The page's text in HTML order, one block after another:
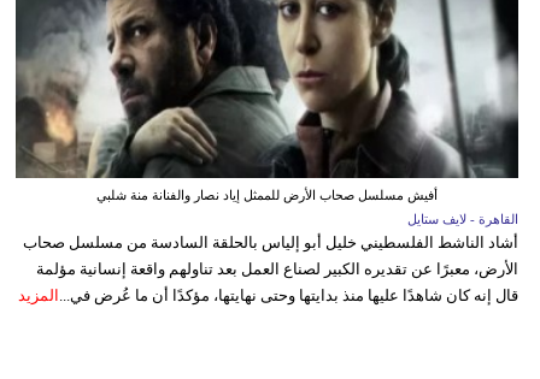
أفيش مسلسل صحاب الأرض للممثل إياد نصار والفنانة منة شلبي
القاهرة - لايف ستايل
أشاد الناشط الفلسطيني خليل أبو إلياس بالحلقة السادسة من مسلسل صحاب
الأرض، معبرًا عن تقديره الكبير لصناع العمل بعد تناولهم واقعة إنسانية مؤلمة
قال إنه كان شاهدًا عليها منذ بدايتها وحتى نهايتها، مؤكدًا أن ما عُرض في... المزيد